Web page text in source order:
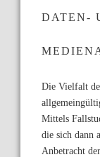
DATEN-
Die Vielfalt
Mittels
die sich dann
Anbetracht